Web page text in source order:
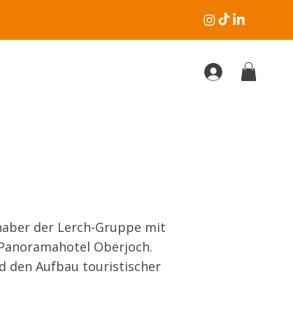
der Lerch-Gruppe mit
Oberjoch.
den Aufbau touristischer